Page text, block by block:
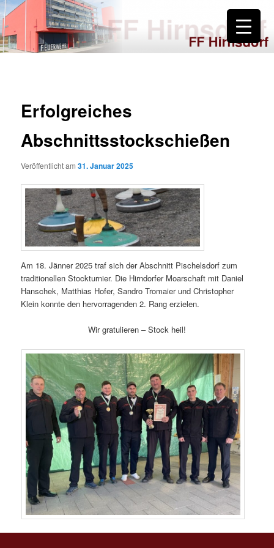
Zum
primären
Inhalt
springenFF Hirnsdorf
Erfolgreiches
Abschnittsstockschießen
Veröffentlicht am31. Januar 2025
Am 18. Jänner 2025 traf sich der Abschnitt Pischelsdorf zum
traditionellen Stockturnier. Die Hirndorfer Moarschaft mit Daniel
Hanschek, Matthias Hofer, Sandro Tromaier und Christopher
Klein konnte den hervorragenden 2. Rang erzielen.
Wir gratulieren – Stock heil!